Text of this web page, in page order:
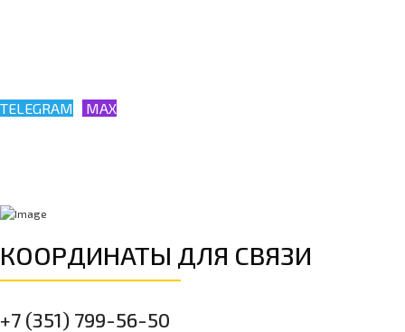
TELEGRAM MAX
КООРДИНАТЫ ДЛЯ СВЯЗИ
+7 (351) 799-56-50